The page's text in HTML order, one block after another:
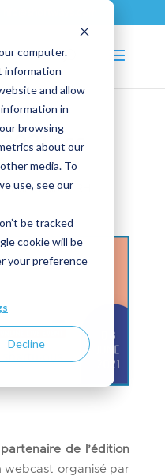
computer.
information
and allow
in
browsing
about our
media. To
use, see our
be tracked
cookie will be
your preference
Decline
: ce
,Partenaires,
de l’édition
webcast organisé par